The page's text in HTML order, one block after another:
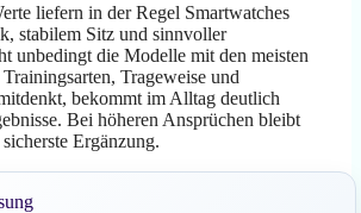
liefern in der Regel Smartwatches
stabilem Sitz und sinnvoller
unbedingt die Modelle mit den meisten
Trageweise und
bekommt im Alltag deutlich
Bei höheren Ansprüchen bleibt
Ergänzung.